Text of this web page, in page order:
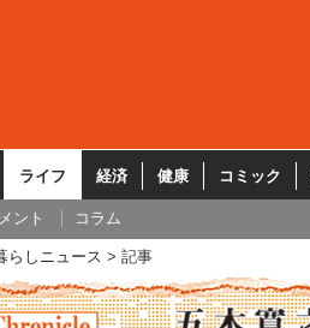
ライフ 経済 健康 コミック
ント コラム
らしニュース 記事